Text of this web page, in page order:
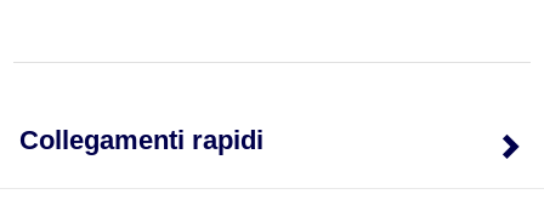
Collegamenti rapidi